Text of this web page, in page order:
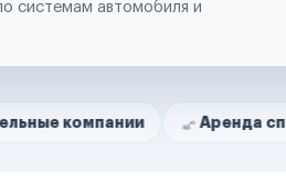
системам автомобиля и
Аренда спецтехники